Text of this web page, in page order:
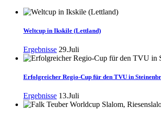
Weltcup in Ikskile (Lettland)
Ergebnisse 29.Juli
Erfolgreicher Regio-Cup für den TVU in
Ergebnisse 13.Juli